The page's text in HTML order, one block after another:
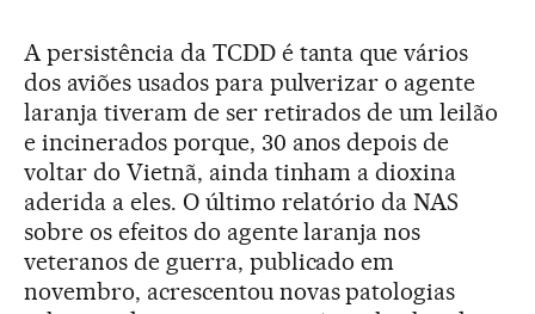
A persistência da TCDD é tanta que vários
dos aviões usados para pulverizar o agente
laranja tiveram de ser retirados de um leilão
e incinerados porque, 30 anos depois de
voltar do Vietnã, ainda tinham a dioxina
aderida a eles. O último relatório da NAS
sobre os efeitos do agente laranja nos
veteranos de guerra, publicado em
novembro, acrescentou novas patologias